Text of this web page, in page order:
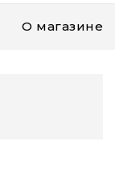
О магазине